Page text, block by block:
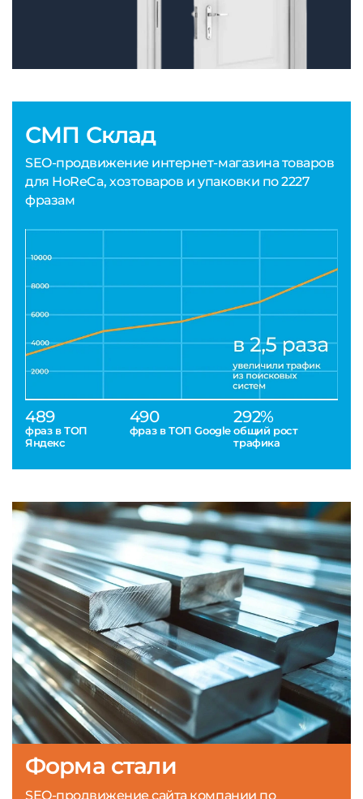
СМП Склад
SEO-продвижение интернет-магазина товаров
для HoReCa, хозтоваров и упаковки по 2227
фразам
489
фраз в ТОП
Яндекс
490
фраз в ТОП Google
292%
общий рост
трафика
Форма стали
SEO-продвижение сайта компании по